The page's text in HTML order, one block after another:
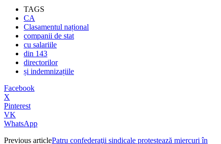
TAGS
CA
Clasamentul național
companii de stat
cu salariile
din 143
directorilor
și indemnizațiile
Facebook
X
Pinterest
VK
WhatsApp
Previous articlePatru confederaţii sindicale protestează miercuri în